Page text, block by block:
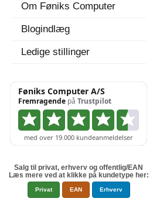
Om Føniks Computer
Blogindlæg
Ledige stillinger
Salg til privat, erhverv og offentlig/EAN
Læs mere ved at klikke på kundetype her:
Privat EAN Erhverv